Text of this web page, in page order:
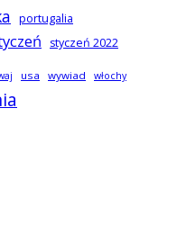
portugalia
styczeń 2022
usa wywiad włochy